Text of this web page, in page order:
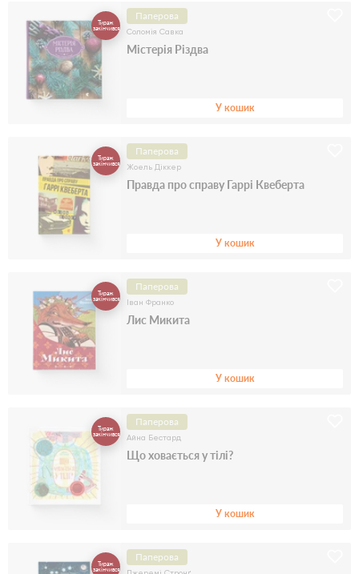
Тираж
закінчився
Паперова
Соломія Савка
Містерія Різдва
У кошик
Тираж
закінчився
Паперова
Жоель Діккер
Правда про справу Гаррі Квеберта
У кошик
Тираж
закінчився
Паперова
Іван Франко
Лис Микита
У кошик
Тираж
закінчився
Паперова
Айна Бестард
Що ховається у тілі?
У кошик
Тираж
закінчився
Паперова